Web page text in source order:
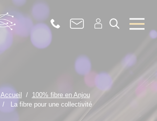
Accueil
100% fibre en Anjou
La fibre pour une collectivité